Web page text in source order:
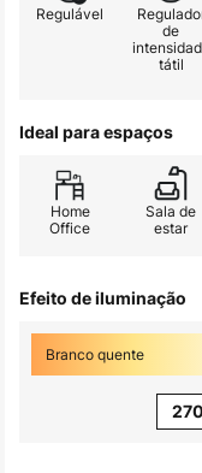
Regulável
de
tátil
Ideal para espaços
Home
Office
Sala de
estar
Efeito de iluminação
Branco quente